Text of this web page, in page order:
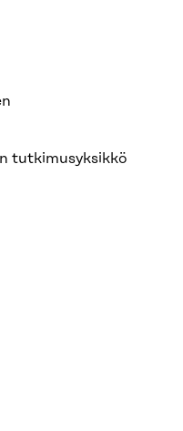
tutkimusyksikkö